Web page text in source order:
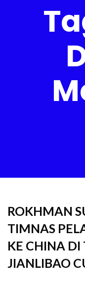
ROKHMAN
TIMNAS
KE CHINA
JIANLIBAO